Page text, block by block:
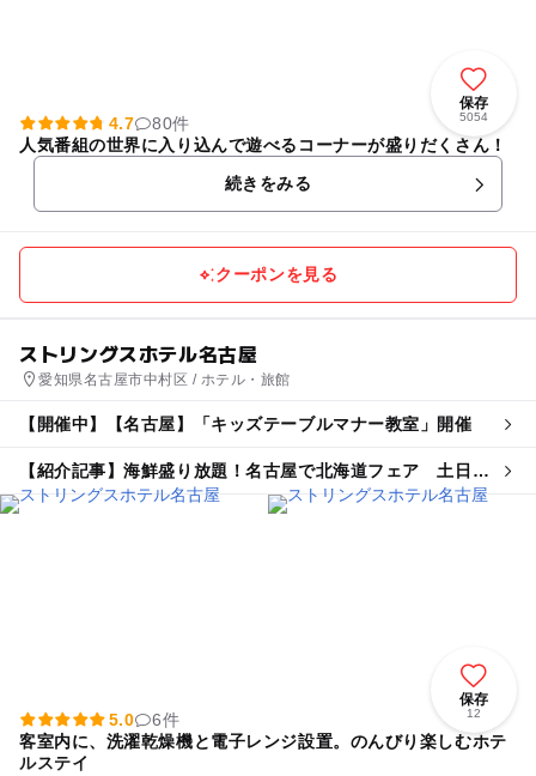
保存
5054
4.7
80件
人気番組の世界に入り込んで遊べるコーナーが盛りだくさん！
続きをみる
クーポンを見る
ストリングスホテル名古屋
愛知県名古屋市中村区 / ホテル・旅館
【開催中】【名古屋】「キッズテーブルマナー教室」開催
【紹介記事】海鮮盛り放題！名古屋で北海道フェア 土日祝
はキッズメニュー＆ハロウィンスイーツも
保存
12
5.0
6件
客室内に、洗濯乾燥機と電子レンジ設置。のんびり楽しむホテ
ルステイ